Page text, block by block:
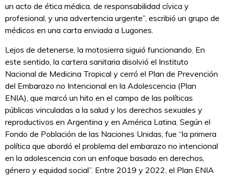
un acto de ética médica, de responsabilidad cívica y
profesional, y una advertencia urgente”, escribió un grupo de
médicos en una carta enviada a Lugones.
Lejos de detenerse, la motosierra siguió funcionando. En
este sentido, la cartera sanitaria disolvió el Instituto
Nacional de Medicina Tropical y cerró el Plan de Prevención
del Embarazo no Intencional en la Adolescencia (Plan
ENIA), que marcó un hito en el campo de las políticas
públicas vinculadas a la salud y los derechos sexuales y
reproductivos en Argentina y en América Latina. Según el
Fondo de Población de las Naciones Unidas, fue “la primera
política que abordó el problema del embarazo no intencional
en la adolescencia con un enfoque basado en derechos,
género y equidad social”. Entre 2019 y 2022, el Plan ENIA